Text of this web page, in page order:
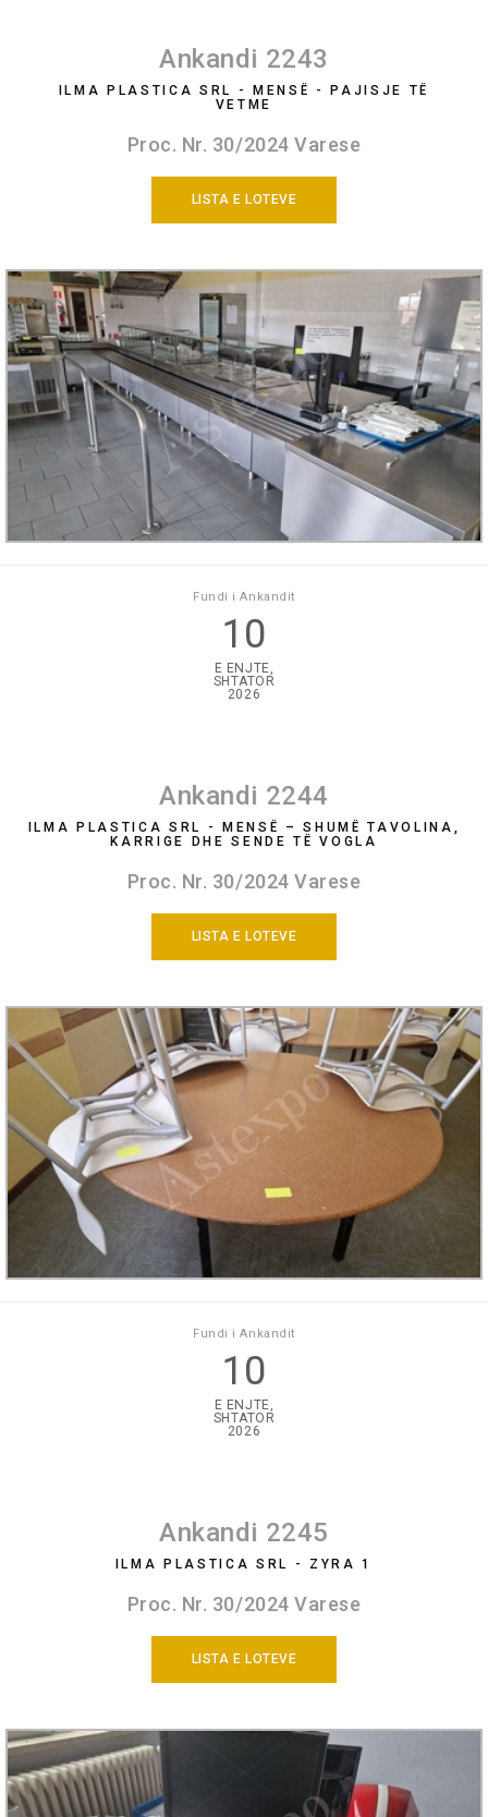
Ankandi 2243
ILMA PLASTICA SRL - MENSË - PAJISJE TË
VETME
Proc. Nr. 30/2024 Varese
LISTA E LOTEVE
Fundi i Ankandit
10
E ENJTE,
SHTATOR
2026
Ankandi 2244
ILMA PLASTICA SRL - MENSË – SHUMË TAVOLINA,
KARRIGE DHE SENDE TË VOGLA
Proc. Nr. 30/2024 Varese
LISTA E LOTEVE
Fundi i Ankandit
10
E ENJTE,
SHTATOR
2026
Ankandi 2245
ILMA PLASTICA SRL - ZYRA 1
Proc. Nr. 30/2024 Varese
LISTA E LOTEVE